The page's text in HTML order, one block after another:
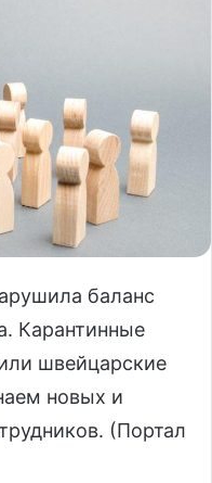
баланс
Карантинные
швейцарские
новых и
(Портал